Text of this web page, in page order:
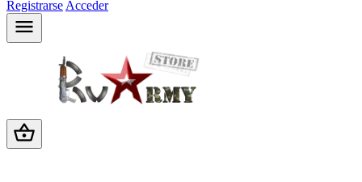
Registrarse Acceder